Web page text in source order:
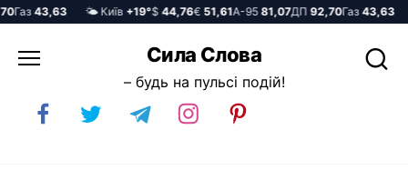
43,63 🌤️ Київ+19°$44,76€51,61А-9581,07ДП92,70Газ43,63
до
Сила Слова
– будь на пульсі подій!